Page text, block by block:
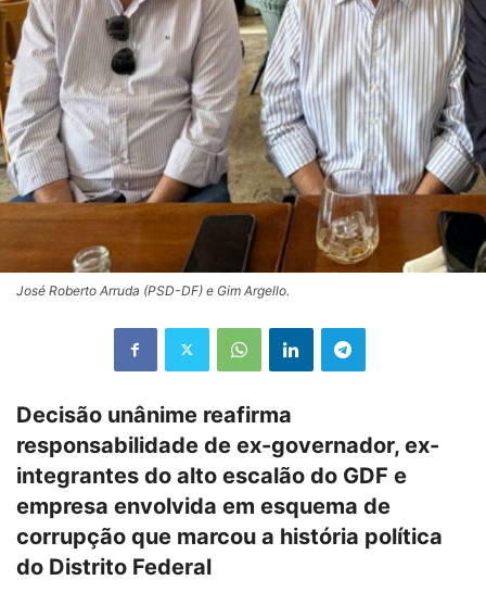
José Roberto Arruda (PSD-DF) e Gim Argello.
Decisão unânime reafirma
responsabilidade de ex-governador, ex-
integrantes do alto escalão do GDF e
empresa envolvida em esquema de
corrupção que marcou a história política
do Distrito Federal